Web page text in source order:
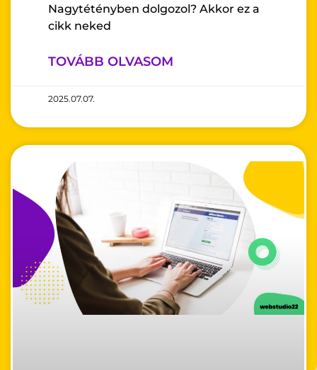
Nagytétényben dolgozol? Akkor ez a
cikk neked
TOVÁBB OLVASOM
2025.07.07.